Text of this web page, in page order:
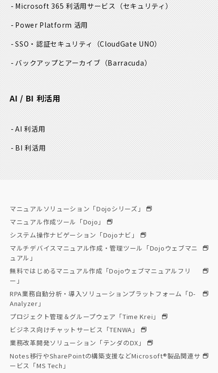
新商品、サービス、セミナー等のご案内
システムテスト
サービス提供・運用保守・調査
技術者の適切なアサイン
人事労務管理
採用選考活動の為
委託元が所有するサイトの運用・保守
お預かりした個人情報は、業務上必要な諸手続きに使用し、
共同利用や他の第三者への提供及び販売は致しません。ただ
し、以下の場合には利用や提供及び販売する場合がありま
す。
a）法令の規定による場合
b）貴殿及び/又は公衆の生命、健康、財産などの重大な利益
を保護するために必要な場合で、貴殿の同意を得ることが困
難であるとき
c）公衆衛生の向上又は児童の健全な育成のために特に必要
がある場合で、貴殿の同意を得ることが困難であるとき
Microsoft 365 利活用サービス（セキュリティ）
Power Platform 活用
SSO・認証セキュリティ（CloudGate UNO）
バックアップとアーカイブ（Barracuda）
AI / BI 利活用
AI 利活用
BI 利活用
マニュアルソリューション「Dojoシリーズ」
マニュアル作成ツール「Dojo」
システム操作ナビゲーション「Dojoナビ」
マルチデバイスマニュアル作成・管理ツール「Dojoウェブマニ
ュアル」
無料ではじめるマニュアル作成「Dojoウェブマニュアルフリ
ー」
RPA業務自動分析・導入ソリューションプラットフォーム「D-
Analyzer」
プロジェクト管理＆グループウェア「Time Krei」
ビジネス向けチャットサービス「TENWA」
業務改革開発ソリューション「テンダのDX」
Notes移行やSharePointの構築支援などMicrosoft®製品関連サ
ービス「MS Tech」